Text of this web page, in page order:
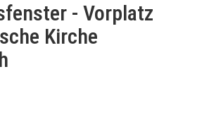
- Vorplatz
Kirche